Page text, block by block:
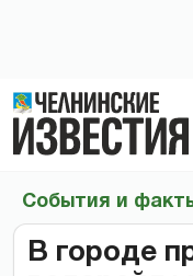
События и
В городе